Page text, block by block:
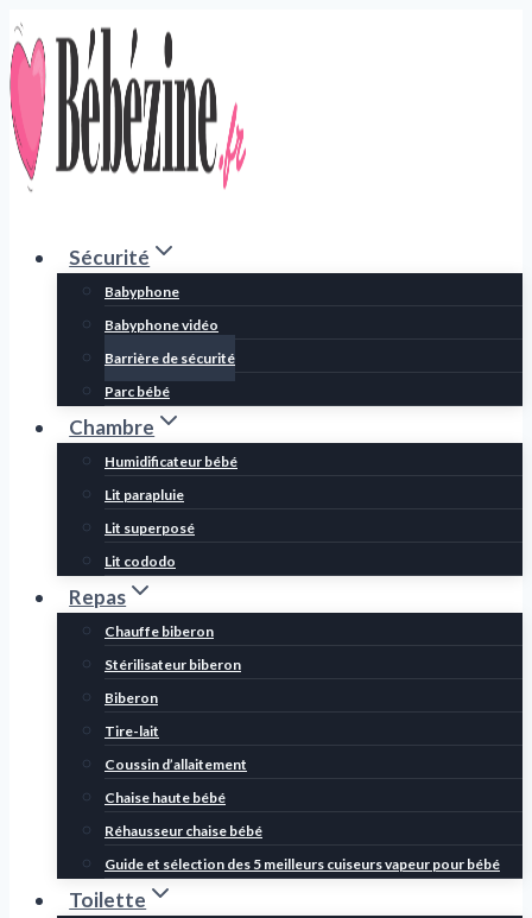
Aller
au
contenu
Sécurité
Babyphone
Babyphone vidéo
Barrière de sécurité
Parc bébé
Chambre
Humidificateur bébé
Lit parapluie
Lit superposé
Lit cododo
Repas
Chauffe biberon
Stérilisateur biberon
Biberon
Tire-lait
Coussin d’allaitement
Chaise haute bébé
Réhausseur chaise bébé
Guide et sélection des 5 meilleurs cuiseurs vapeur pour bébé
Toilette